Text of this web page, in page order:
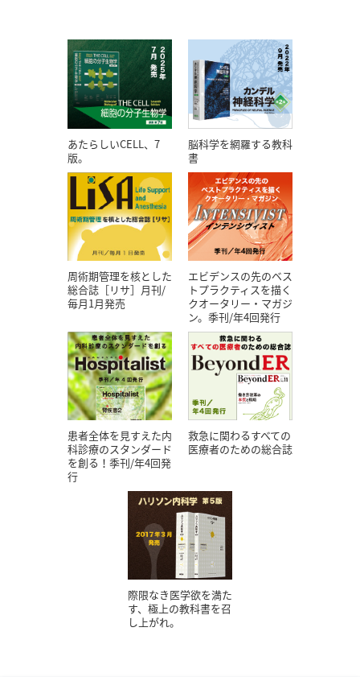
あたらしいCELL、7
版。
脳科学を網羅する教科
書
周術期管理を核とした
総合誌［リサ］月刊/
毎月1月発売
エビデンスの先のベス
トプラクティスを描く
クオータリー・マガジ
ン。季刊/年4回発行
患者全体を見すえた内
科診療のスタンダード
を創る！季刊/年4回発
行
救急に関わるすべての
医療者のための総合誌
際限なき医学欲を満た
す、極上の教科書を召
し上がれ。